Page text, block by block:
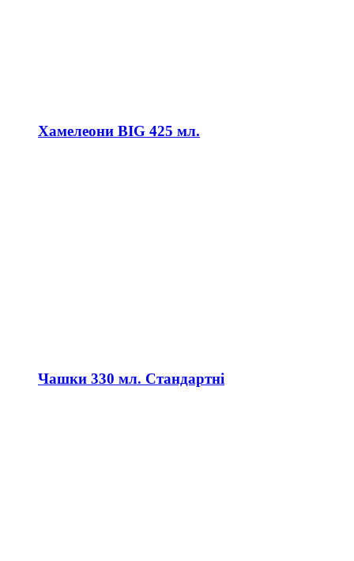
Хамелеони BIG 425 мл.
Чашки 330 мл. Стандартні